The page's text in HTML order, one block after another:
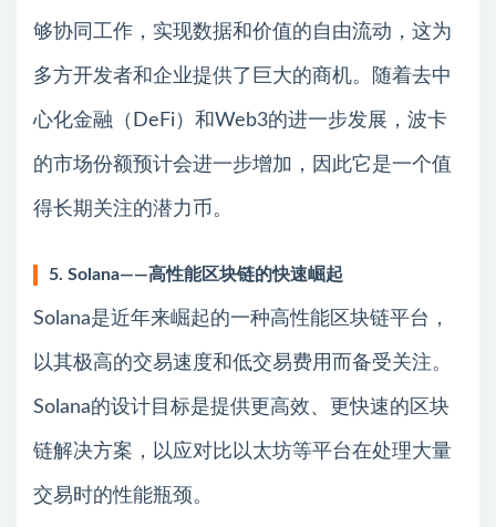
够协同工作，实现数据和价值的自由流动，这为
多方开发者和企业提供了巨大的商机。随着去中
心化金融（DeFi）和Web3的进一步发展，波卡
的市场份额预计会进一步增加，因此它是一个值
得长期关注的潜力币。
5. Solana——高性能区块链的快速崛起
Solana是近年来崛起的一种高性能区块链平台，
以其极高的交易速度和低交易费用而备受关注。
Solana的设计目标是提供更高效、更快速的区块
链解决方案，以应对比以太坊等平台在处理大量
交易时的性能瓶颈。